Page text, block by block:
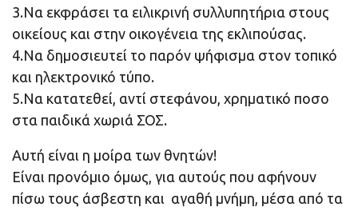
3.Να εκφράσει τα ειλικρινή συλλυπητήρια στους
οικείους και στην οικογένεια της εκλιπούσας.
4.Να δημοσιευτεί το παρόν ψήφισμα στον τοπικό
και ηλεκτρονικό τύπο.
5.Να κατατεθεί, αντί στεφάνου, χρηματικό ποσο
στα παιδικά χωριά ΣΟΣ.
Αυτή είναι η μοίρα των θνητών!
Είναι προνόμιο όμως, για αυτούς που αφήνουν
πίσω τους άσβεστη και αγαθή μνήμη, μέσα από τα